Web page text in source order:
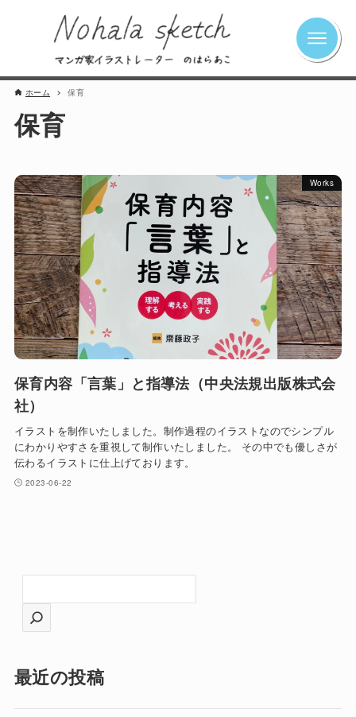
ホーム 保育
保育
保育内容「言葉」と指導法（中央法規出版株式会
社）
イラストを制作いたしました。制作過程のイラストなのでシンプル
にわかりやすさを重視して制作いたしました。 その中でも優しさが
伝わるイラストに仕上げております。
2023-06-22
Works
索
最近の投稿